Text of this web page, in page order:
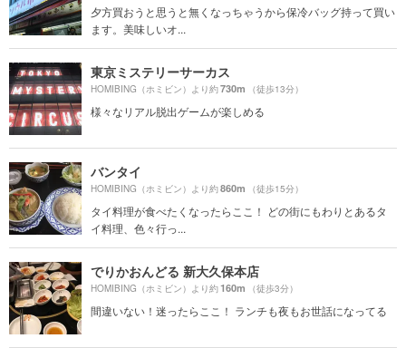
夕方買おうと思うと無くなっちゃうから保冷バッグ持って買い
ます。美味しいオ...
東京ミステリーサーカス
HOMIBING（ホミビン）より約730m （徒歩13分）
様々なリアル脱出ゲームが楽しめる
バンタイ
HOMIBING（ホミビン）より約860m （徒歩15分）
タイ料理が食べたくなったらここ！ どの街にもわりとあるタ
イ料理、色々行っ...
でりかおんどる 新大久保本店
HOMIBING（ホミビン）より約160m （徒歩3分）
間違いない！迷ったらここ！ ランチも夜もお世話になってる